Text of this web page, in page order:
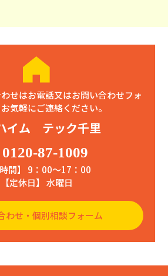
せはお電話又はお問い合わせフォ
気軽にご連絡ください。
イム テック千里
0120-87-1009
時間】 9：00〜17：00
【定休日】 水曜日
わせ・個別相談フォーム